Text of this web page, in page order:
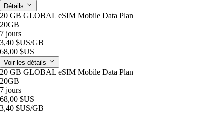
Détails
20 GB GLOBAL eSIM Mobile Data Plan
20GB
7 jours
3,40 $US/GB
68,00 $US
Voir les détails
20 GB GLOBAL eSIM Mobile Data Plan
20GB
7 jours
68,00 $US
3,40 $US/GB